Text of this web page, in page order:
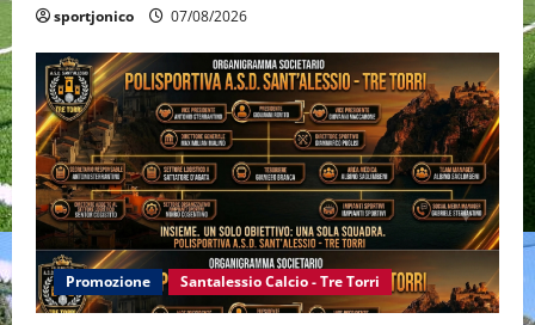
sportjonico 07/08/2026
Promozione Santalessio Calcio - Tre Torri